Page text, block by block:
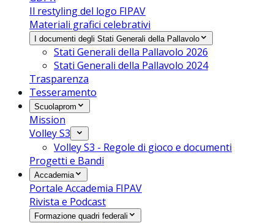
Il restyling del logo FIPAV
Materiali grafici celebrativi
I documenti degli Stati Generali della Pallavolo
Stati Generali della Pallavolo 2026
Stati Generali della Pallavolo 2024
Trasparenza
Tesseramento
Scuolaprom
Mission
Volley S3
Volley S3 - Regole di gioco e documenti
Progetti e Bandi
Accademia
Portale Accademia FIPAV
Rivista e Podcast
Formazione quadri federali